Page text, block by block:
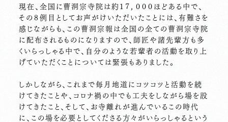
現在、全国に曹洞宗寺院は約１７，０００ほどある中で、
その８例目としてお声がけいただいたことには、有難さを
感じながらも、この曹洞宗報は全国の全ての曹洞宗寺院
に配布されるものになりますので、師匠や諸先輩方も多
くいらっしゃる中で、自分のような若輩者の活動を取り上
げていただくことについては緊張もありました。
しかしながら、これまで毎月地道にコツコツと活動を続
けてきたことや、コロナ禍の中でも工夫をしながら場を設
けてきたこと、そして、お寺離れが進んでいるこの時代
に、この場を必要としてくださる方々がいらっしゃるという